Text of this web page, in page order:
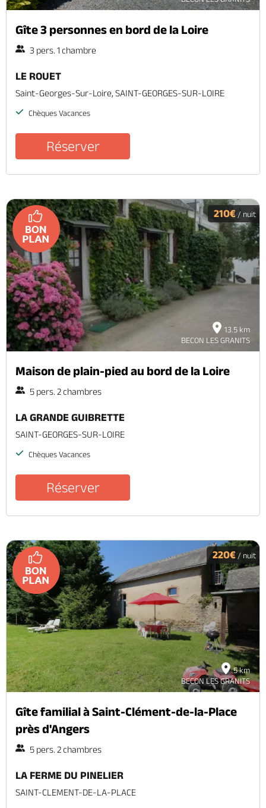
Gîte 3 personnes en bord de la Loire
3 pers. 1 chambre
LE ROUET
Saint-Georges-Sur-Loire, SAINT-GEORGES-SUR-LOIRE
Chèques Vacances
Réserver
13.5 km
BECON LES GRANITS
210€ / nuit
Maison de plain-pied au bord de la Loire
5 pers. 2 chambres
LA GRANDE GUIBRETTE
SAINT-GEORGES-SUR-LOIRE
Chèques Vacances
Réserver
5 km
BECON LES GRANITS
220€ / nuit
Gîte familial à Saint-Clément-de-la-Place
près d'Angers
5 pers. 2 chambres
LA FERME DU PINELIER
SAINT-CLEMENT-DE-LA-PLACE